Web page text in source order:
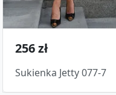
256 zł
Sukienka Jetty 077-7